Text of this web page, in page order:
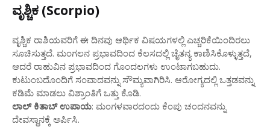
ವೃಶ್ಚಿಕ (Scorpio)
ವೃಶ್ಚಿಕ ರಾಶಿಯವರಿಗೆ ಈ ದಿನವು ಆರ್ಥಿಕ ವಿಷಯಗಳಲ್ಲಿ ಎಚ್ಚರಿಕೆಯಿಂದಿರಲು
ಸೂಚಿಸುತ್ತದೆ. ಮಂಗಲನ ಪ್ರಭಾವದಿಂದ ಕೆಲಸದಲ್ಲಿ ಚೈತನ್ಯ ಕಾಣಿಸಿಕೊಳ್ಳುತ್ತದೆ,
ಆದರೆ ರಾಹುವಿನ ಪ್ರಭಾವದಿಂದ ಗೊಂದಲಗಳು ಉಂಟಾಗಬಹುದು.
ಕುಟುಂಬದೊಂದಿಗೆ ಸಂವಾದವನ್ನು ಸೌಮ್ಯವಾಗಿರಿಸಿ. ಆರೋಗ್ಯದಲ್ಲಿ ಒತ್ತಡವನ್ನು
ಕಡಿಮೆ ಮಾಡಲು ವಿಶ್ರಾಂತಿಗೆ ಒತ್ತು ಕೊಡಿ.
ಲಾಲ್ ಕಿತಾಬ್ ಉಪಾಯ: ಮಂಗಳವಾರದಂದು ಕೆಂಪು ಚಂದನವನ್ನು
ದೇವಸ್ಥಾನಕ್ಕೆ ಅರ್ಪಿಸಿ.